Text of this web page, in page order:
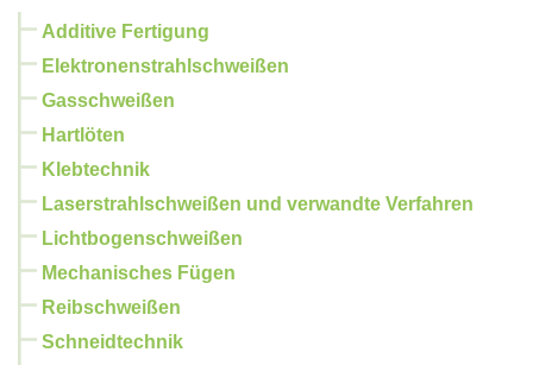
Additive Fertigung
Elektronenstrahlschweißen
Gasschweißen
Hartlöten
Klebtechnik
Laserstrahlschweißen und verwandte Verfahren
Lichtbogenschweißen
Mechanisches Fügen
Reibschweißen
Schneidtechnik